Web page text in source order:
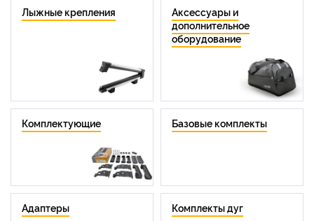
Лыжные крепления
Аксессуары и
дополнительное
оборудование
Комплектующие Базовые комплекты
Адаптеры Комплекты дуг